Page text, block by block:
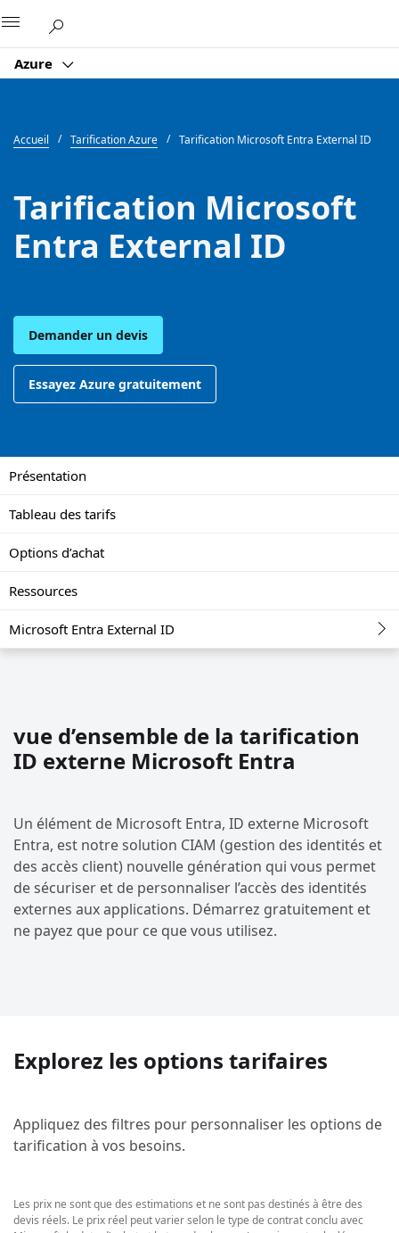
Azure
Accueil Tarification Azure Tarification Microsoft Entra External ID
Tarification Microsoft
Entra External ID
Demander un devis
Essayez Azure gratuitement
Présentation
Tableau des tarifs
Options d’achat
Ressources
Microsoft Entra External ID
vue d’ensemble de la tarification
ID externe Microsoft Entra
Un élément de Microsoft Entra, ID externe Microsoft
Entra, est notre solution CIAM (gestion des identités et
des accès client) nouvelle génération qui vous permet
de sécuriser et de personnaliser l’accès des identités
externes aux applications. Démarrez gratuitement et
ne payez que pour ce que vous utilisez.
Explorez les options tarifaires
Appliquez des filtres pour personnaliser les options de
tarification à vos besoins.
Les prix ne sont que des estimations et ne sont pas destinés à être des
devis réels. Le prix réel peut varier selon le type de contrat conclu avec